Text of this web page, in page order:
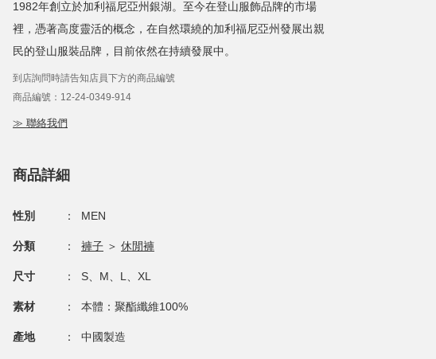
1982年創立於加利福尼亞州銀湖。至今在登山服飾品牌的市場
裡，憑著高度靈活的概念，在自然環繞的加利福尼亞州發展出親
民的登山服裝品牌，目前依然在持續發展中。
到店詢問時請告知店員下方的商品編號
商品編號：12-24-0349-914
≫ 聯絡我們
商品詳細
性別 ： MEN
分類 ： 褲子 ＞ 休閒褲
尺寸 ： S、M、L、XL
素材 ： 本體：聚酯纖維100%
產地 ： 中國製造